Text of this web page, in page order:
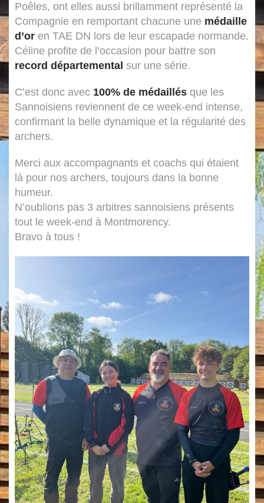
Poêles, ont elles aussi brillamment représenté la
Compagnie en remportant chacune une médaille
d’or en TAE DN lors de leur escapade normande.
Céline profite de l’occasion pour battre son
record départemental sur une série.
C’est donc avec 100% de médaillés que les
Sannoisiens reviennent de ce week-end intense,
confirmant la belle dynamique et la régularité des
archers.
Merci aux accompagnants et coachs qui étaient
là pour nos archers, toujours dans la bonne
humeur.
N’oublions pas 3 arbitres sannoisiens présents
tout le week-end à Montmorency.
Bravo à tous !